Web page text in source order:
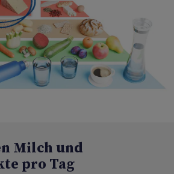
Milch und
pro Tag